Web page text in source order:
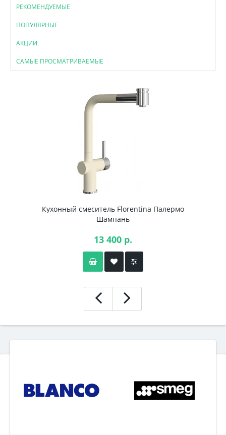
РЕКОМЕНДУЕМЫЕ
ПОПУЛЯРНЫЕ
АКЦИИ
САМЫЕ ПРОСМАТРИВАЕМЫЕ
Кухонный смеситель Florentina Палермо
Шампань
13 400 р.